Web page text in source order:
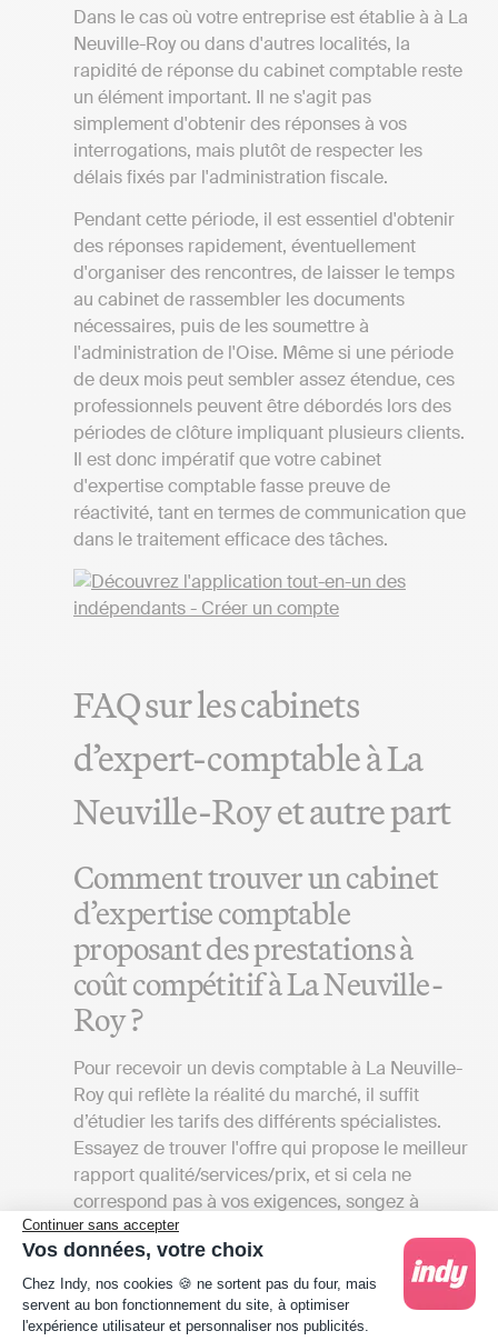
Continuer sans accepter
Vos données, votre choix
Plateforme de Gestion du Consentement :
Chez Indy, nos cookies 🍪 ne sortent pas du four, mais
servent au bon fonctionnement du site, à optimiser
l'expérience utilisateur et personnaliser nos publicités.
Dans le cas où votre entreprise est établie à à La
Neuville-Roy ou dans d'autres localités, la
rapidité de réponse du cabinet comptable reste
un élément important. Il ne s'agit pas
simplement d'obtenir des réponses à vos
interrogations, mais plutôt de respecter les
délais fixés par l'administration fiscale.
Pendant cette période, il est essentiel d'obtenir
des réponses rapidement, éventuellement
d'organiser des rencontres, de laisser le temps
au cabinet de rassembler les documents
nécessaires, puis de les soumettre à
l'administration de l'Oise. Même si une période
de deux mois peut sembler assez étendue, ces
professionnels peuvent être débordés lors des
périodes de clôture impliquant plusieurs clients.
Il est donc impératif que votre cabinet
d'expertise comptable fasse preuve de
réactivité, tant en termes de communication que
dans le traitement efficace des tâches.
FAQ sur les cabinets
d’expert-comptable à La
Neuville-Roy et autre part
Comment trouver un cabinet
d’expertise comptable
proposant des prestations à
coût compétitif à La Neuville-
Roy ?
Pour recevoir un devis comptable à La Neuville-
Roy qui reflète la réalité du marché, il suffit
d’étudier les tarifs des différents spécialistes.
Essayez de trouver l'offre qui propose le meilleur
rapport qualité/services/prix, et si cela ne
correspond pas à vos exigences, songez à
utiliser un logiciel de comptabilité en ligne.
Comparer les honoraires des
experts-comptables à La